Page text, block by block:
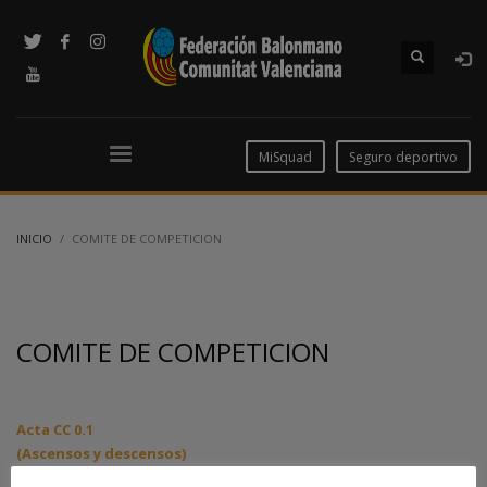
MiSquad Seguro deportivo
INICIO COMITE DE COMPETICION
COMITE DE COMPETICION
Acta CC 0.1
(Ascensos y descensos)